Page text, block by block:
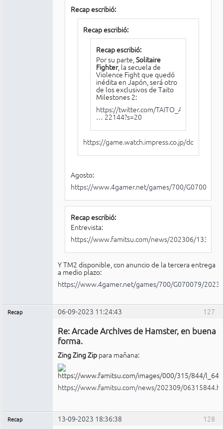
Recap escribió:
Recap escribió:
Recap escribió:
Por su parte,Solitaire
Fighter, la secuela de
Violence Fight que quedó
inédita en Japón, será otro
de los exclusivos de Taito
Milestones 2:
https://twitter.com/TAITO_Apps/status/1
… 22144?s=20
https://game.watch.impress.co.jp/docs/
Agosto:
https://www.4gamer.net/games/700/G070079/
Recap escribió:
Entrevista:
https://www.famitsu.com/news/202306/
Y TM2 disponible, con anuncio de la tercera entrega
a medio plazo:
https://www.4gamer.net/games/700/G070079/
127
Recap 06-09-2023 11:24:43
Re: Arcade Archives de Hamster, en buena
forma.
Zing Zing Zip para mañana:
https://www.famitsu.com/news/202309/
128
Recap 13-09-2023 18:36:38